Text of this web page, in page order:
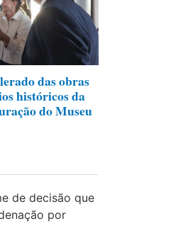
das obras
históricos da
do Museu